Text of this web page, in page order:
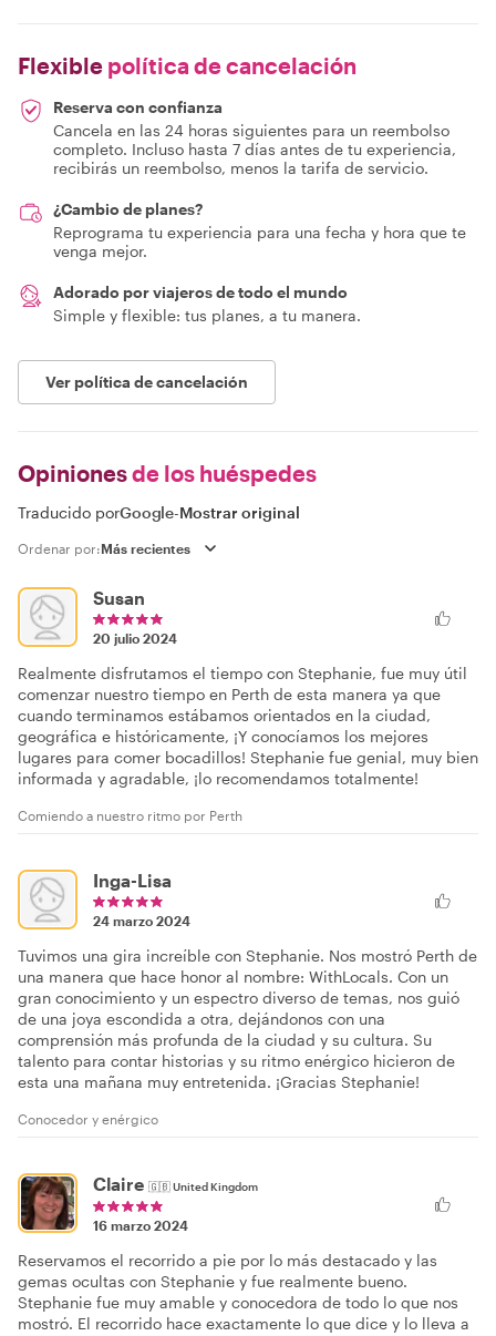
Flexible política de cancelación
Reserva con confianza
Cancela en las 24 horas siguientes para un reembolso
completo. Incluso hasta 7 días antes de tu experiencia,
recibirás un reembolso, menos la tarifa de servicio.
¿Cambio de planes?
Reprograma tu experiencia para una fecha y hora que te
venga mejor.
Adorado por viajeros de todo el mundo
Simple y flexible: tus planes, a tu manera.
Ver política de cancelación
Opinionesde los huéspedes
Traducido porGoogle-Mostrar original
Ordenar por:
Susan
20 julio 2024
Realmente disfrutamos el tiempo con Stephanie, fue muy útil
comenzar nuestro tiempo en Perth de esta manera ya que
cuando terminamos estábamos orientados en la ciudad,
geográfica e históricamente, ¡Y conocíamos los mejores
lugares para comer bocadillos! Stephanie fue genial, muy bien
informada y agradable, ¡lo recomendamos totalmente!
Comiendo a nuestro ritmo por Perth
Inga-Lisa
24 marzo 2024
Tuvimos una gira increíble con Stephanie. Nos mostró Perth de
una manera que hace honor al nombre: WithLocals. Con un
gran conocimiento y un espectro diverso de temas, nos guió
de una joya escondida a otra, dejándonos con una
comprensión más profunda de la ciudad y su cultura. Su
talento para contar historias y su ritmo enérgico hicieron de
esta una mañana muy entretenida. ¡Gracias Stephanie!
Conocedor y enérgico
Claire 🇬🇧United Kingdom
16 marzo 2024
Reservamos el recorrido a pie por lo más destacado y las
gemas ocultas con Stephanie y fue realmente bueno.
Stephanie fue muy amable y conocedora de todo lo que nos
mostró. El recorrido hace exactamente lo que dice y lo lleva a